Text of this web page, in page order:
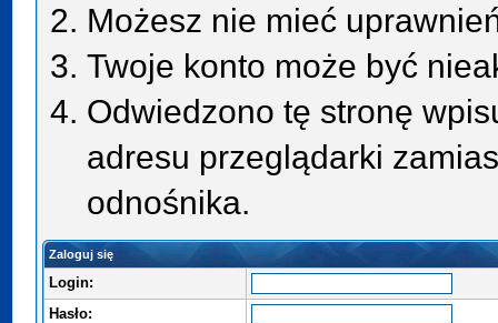
Możesz nie mieć
Twoje konto może być
Odwiedzono tę stronę
adresu przeglądarki
odnośnika.
Zaloguj się
Login:
Hasło: